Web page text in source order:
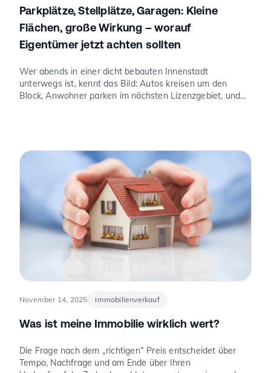
Parkplätze, Stellplätze, Garagen: Kleine
Flächen, große Wirkung – worauf
Eigentümer jetzt achten sollten
Wer abends in einer dicht bebauten Innenstadt
unterwegs ist, kennt das Bild: Autos kreisen um den
Block, Anwohner parken im nächsten Lizenzgebiet, und
und E-Mobilität den Wert eines Stellplatzes oder einer
Garage verändern können.
November 14, 2025 Immobilienverkauf
Was ist meine Immobilie wirklich wert?
Die Frage nach dem „richtigen“ Preis entscheidet über
Tempo, Nachfrage und am Ende über Ihren